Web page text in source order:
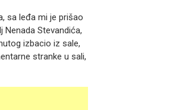
sa leđa mi je prišao
Nenada Stevandića,
izbacio iz sale,
stranke u sali,